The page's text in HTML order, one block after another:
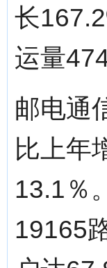
长
运量
邮电通
比上年
13.1％
19165